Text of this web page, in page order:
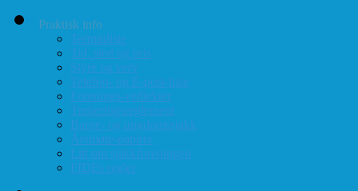
Praktisk info
Terminliste
Tid, sted og pris
Styre og verv
Telefon- og E-post-liste
Forenings-vedtekter
Turneringsreglement
Barne- og ungdomssjakk
Årsmøte-papirer
Litt om sjakkforeningen
FIDEs regler